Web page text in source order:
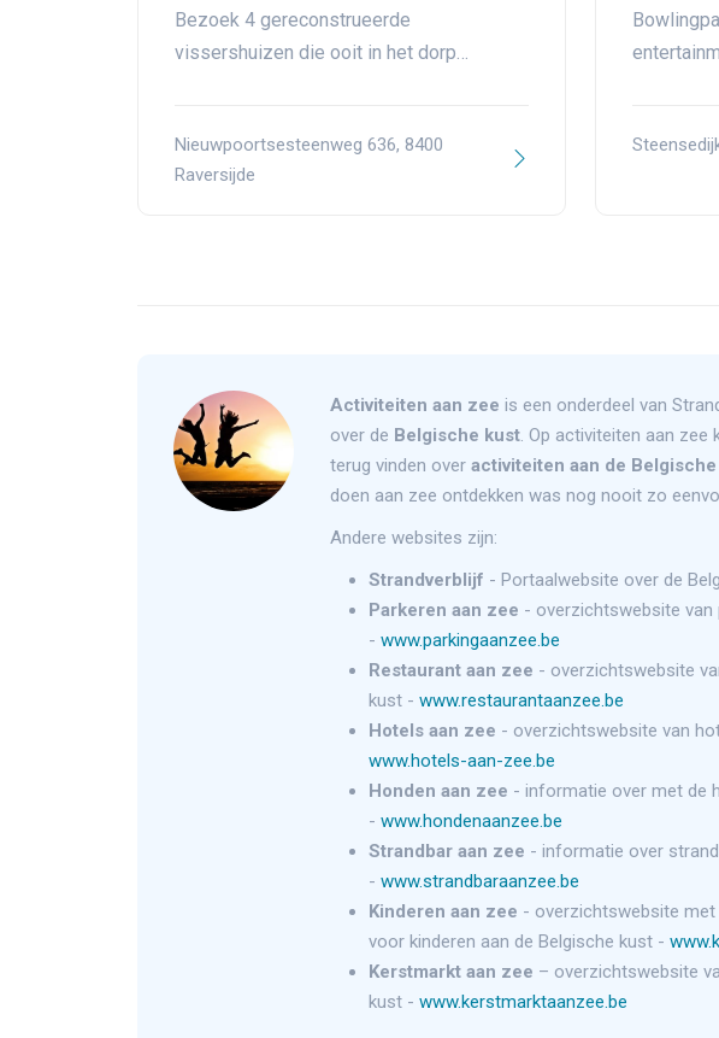
Bezoek 4 gereconstrueerde
vissershuizen die ooit in het dorp…
Nieuwpoortsesteenweg 636, 8400
Raversijde
Activiteiten aan zee is een onderdeel van
over de Belgische kust. Op activiteiten aan zee
terug vinden over activiteiten aan de
doen aan zee ontdekken was nog nooit zo
Andere websites zijn:
Strandverblijf - Portaalwebsite over de
Parkeren aan zee - overzichtswebsite van
- www.parkingaanzee.be
Restaurant aan zee - overzichtswebsite
kust - www.restaurantaanzee.be
Hotels aan zee - overzichtswebsite van
www.hotels-aan-zee.be
Honden aan zee - informatie over met de
- www.hondenaanzee.be
Strandbar aan zee - informatie over
- www.strandbaraanzee.be
Kinderen aan zee - overzichtswebsite
voor kinderen aan de Belgische kust -
Kerstmarkt aan zee – overzichtswebsite
kust - www.kerstmarktaanzee.be